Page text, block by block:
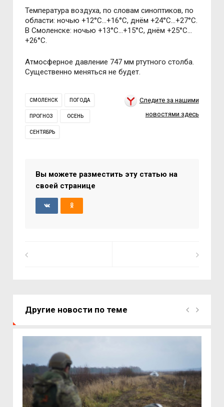
Температура воздуха, по словам синоптиков, по
области: ночью +12°C…+16°C, днём +24°C…+27°C.
В Смоленске: ночью +13°C…+15°C, днём +25°C…
+26°C.
Атмосферное давление 747 мм ртутного столба.
Существенно меняться не будет.
СМОЛЕНСК ПОГОДА
ПРОГНОЗ ОСЕНЬ
СЕНТЯБРЬ
Следите за нашими
новостями здесь
Вы можете разместить эту статью на
своей странице
Другие новости по теме